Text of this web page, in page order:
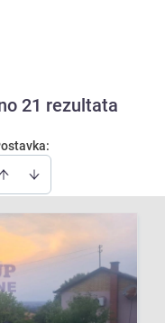
21 rezultata